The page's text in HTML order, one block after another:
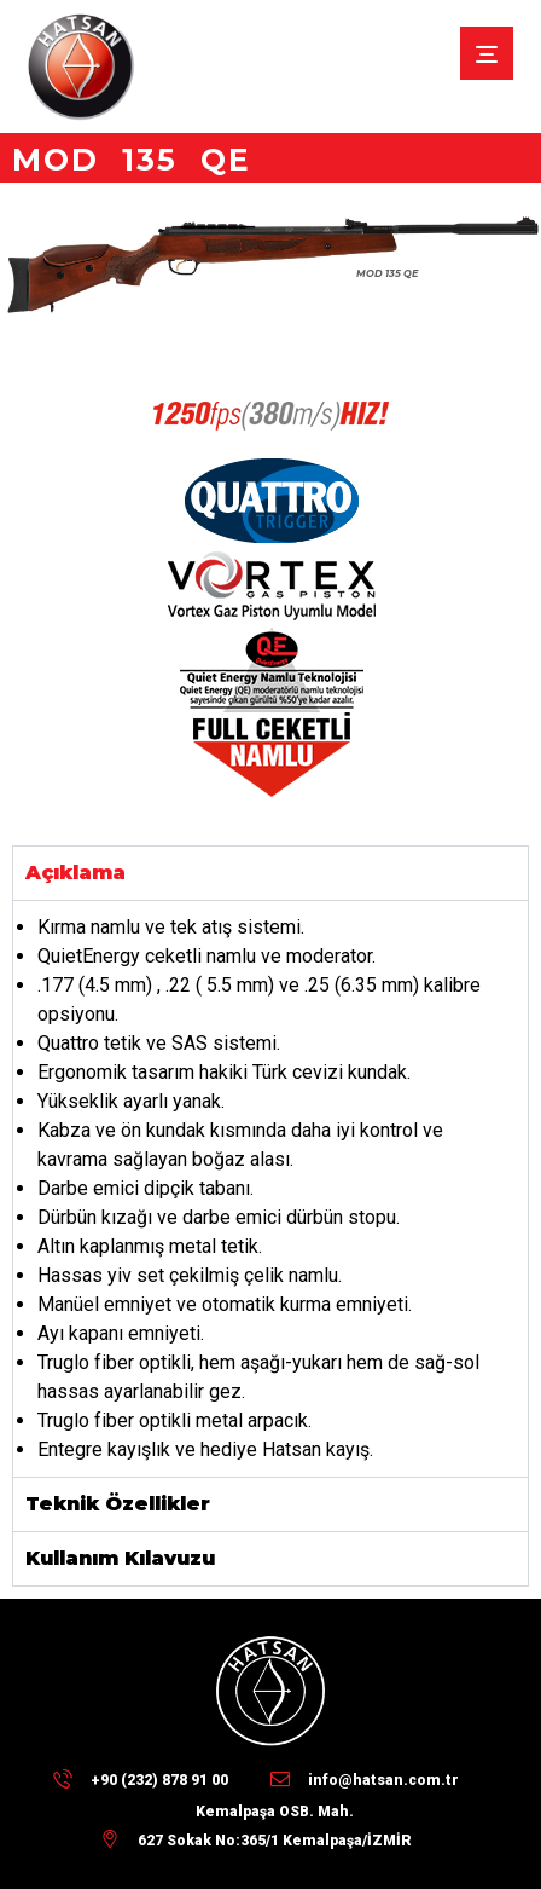
MOD 135 QE
MOD 135 QE
Açıklama
Kırma namlu ve tek atış sistemi.
QuietEnergy ceketli namlu ve moderator.
.177 (4.5 mm) , .22 ( 5.5 mm) ve .25 (6.35 mm) kalibre
opsiyonu.
Quattro tetik ve SAS sistemi.
Ergonomik tasarım hakiki Türk cevizi kundak.
Yükseklik ayarlı yanak.
Kabza ve ön kundak kısmında daha iyi kontrol ve
kavrama sağlayan boğaz alası.
Darbe emici dipçik tabanı.
Dürbün kızağı ve darbe emici dürbün stopu.
Altın kaplanmış metal tetik.
Hassas yiv set çekilmiş çelik namlu.
Manüel emniyet ve otomatik kurma emniyeti.
Ayı kapanı emniyeti.
Truglo fiber optikli, hem aşağı-yukarı hem de sağ-sol
hassas ayarlanabilir gez.
Truglo fiber optikli metal arpacık.
Entegre kayışlık ve hediye Hatsan kayış.
Teknik Özellikler
Kullanım Kılavuzu
+90 (232) 878 91 00
info@hatsan.com.tr
Kemalpaşa OSB. Mah.
627 Sokak No:365/1 Kemalpaşa/İZMİR